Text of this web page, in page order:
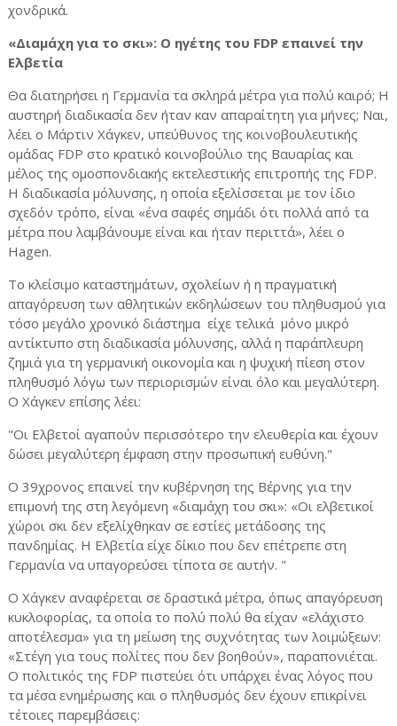
χονδρικά.
«Διαμάχη για το σκι»: Ο ηγέτης του FDP επαινεί την
Ελβετία
Θα διατηρήσει η Γερμανία τα σκληρά μέτρα για πολύ καιρό; Η
αυστηρή διαδικασία δεν ήταν καν απαραίτητη για μήνες; Ναι,
λέει ο Μάρτιν Χάγκεν, υπεύθυνος της κοινοβουλευτικής
ομάδας FDP στο κρατικό κοινοβούλιο της Βαυαρίας και
μέλος της ομοσπονδιακής εκτελεστικής επιτροπής της FDP.
Η διαδικασία μόλυνσης, η οποία εξελίσσεται με τον ίδιο
σχεδόν τρόπο, είναι «ένα σαφές σημάδι ότι πολλά από τα
μέτρα που λαμβάνουμε είναι και ήταν περιττά», λέει ο
Hagen.
Το κλείσιμο καταστημάτων, σχολείων ή η πραγματική
απαγόρευση των αθλητικών εκδηλώσεων του πληθυσμού για
τόσο μεγάλο χρονικό διάστημα είχε τελικά μόνο μικρό
αντίκτυπο στη διαδικασία μόλυνσης, αλλά η παράπλευρη
ζημιά για τη γερμανική οικονομία και η ψυχική πίεση στον
πληθυσμό λόγω των περιορισμών είναι όλο και μεγαλύτερη.
Ο Χάγκεν επίσης λέει:
"Οι Ελβετοί αγαπούν περισσότερο την ελευθερία και έχουν
δώσει μεγαλύτερη έμφαση στην προσωπική ευθύνη."
Ο 39χρονος επαινεί την κυβέρνηση της Βέρνης για την
επιμονή της στη λεγόμενη «διαμάχη του σκι»: «Οι ελβετικοί
χώροι σκι δεν εξελίχθηκαν σε εστίες μετάδοσης της
πανδημίας. Η Ελβετία είχε δίκιο που δεν επέτρεπε στη
Γερμανία να υπαγορεύσει τίποτα σε αυτήν. "
Ο Χάγκεν αναφέρεται σε δραστικά μέτρα, όπως απαγόρευση
κυκλοφορίας, τα οποία το πολύ πολύ θα είχαν «ελάχιστο
αποτέλεσμα» για τη μείωση της συχνότητας των λοιμώξεων:
«Στέγη για τους πολίτες που δεν βοηθούν», παραπονιέται.
Ο πολιτικός της FDP πιστεύει ότι υπάρχει ένας λόγος που
τα μέσα ενημέρωσης και ο πληθυσμός δεν έχουν επικρίνει
τέτοιες παρεμβάσεις: